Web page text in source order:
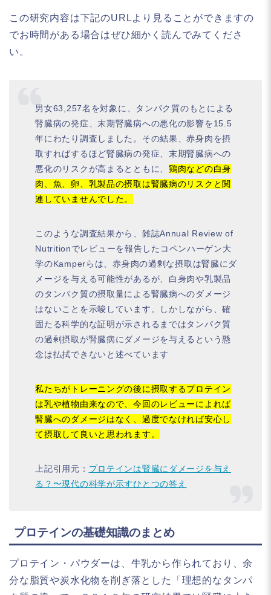
この研究内容は下記のURLより見ることができますの
でお時間がある場合はぜひ細かく読んでみてくださ
い。
男女63,257名を対象に、タンパク質のもとによる
腎臓病の発症、末期腎臓病への悪化の影響を15.5
年にわたり調査しました。その結果、赤身肉を摂
取すればするほど腎臓病の発症、末期腎臓病への
悪化のリスクが高まるとともに、 鶏肉などの白身
肉、魚、卵、乳製品の摂取は腎臓病のリスクと関
連していませんでした。
このような調査結果から、雑誌Annual Review of
Nutritionでレビューを報告したコペンハーゲン大
学のKamperらは、赤身肉の過剰な摂取は腎臓にダ
メージを与える可能性があるが、白身肉や乳製品
のタンパク質の摂取量による腎臓病へのダメージ
はないことを示唆しています。しかしながら、確
固たる科学的な証明が示されるまではタンパク質
の過剰摂取が腎臓病にダメージを与えるという懸
念は払拭できないと述べています
私たちがトレーニングの後に摂取するプロテイン
は乳や植物由来なので、今回のレビューによれば
腎臓へのダメージはなく、過度でなければ安心し
て摂取して良いと思われます。
上記引用元： プロテインは腎臓にダメージを与え
る？〜現代の科学が示すひとつの答え
プロテインの基礎知識のまとめ
プロテイン・パウダーは、牛乳から作られており、余
分な脂質や炭水化物を削ぎ落とした「理想的なタンパ